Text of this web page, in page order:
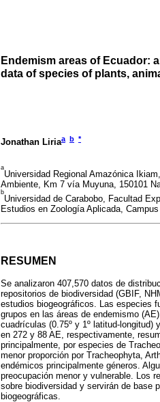
Endemism areas of Ecuador:
data of species of plants,
Jonathan Liriaa b *
a
Universidad Regional Amazónica
Ambiente, Km 7 vía Muyuna, 150101
b
Universidad de Carabobo, Facultad
Estudios en Zoología Aplicada,
RESUMEN
Se analizaron 407,570 datos de
repositorios de biodiversidad (GBIF,
estudios biogeográficos. Las especies
grupos en las áreas de endemismo
cuadrículas (0.75º y 1º latitud-
en 272 y 88 AE, respectivamente,
principalmente, por especies de
menor proporción por Tracheophyta,
endémicos principalmente géneros.
preocupación menor y vulnerable. Los
sobre biodiversidad y servirán de base
biogeográficas.